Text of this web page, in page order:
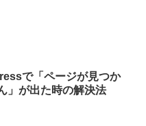
で「ページが見つか
」が出た時の解決法